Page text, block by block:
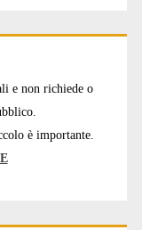
e non richiede o
è importante.